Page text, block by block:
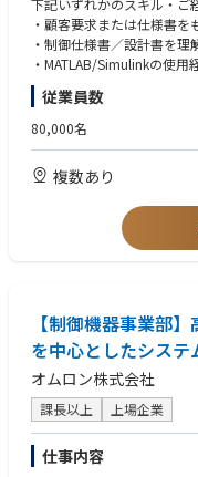
・収支管理システムの導入
タ基盤をつなぐ力
・複数国にまたがるデータ
の意思決定基盤構築に関わ
●職場の雰囲気
・PM、コンサル、経理、
たドイツからの出向者など
・海外拠点とのやりとり
使う機会があります。
・新設組織ということも
していくOpenかつ
ャー、ファイナンシャル
等
●キャリアパス
・全社変革や投資判断に近
ンタープライズアーキテク
に応じて、社外でも通用
ーキテクト、CIOクラスの
・手を動かすことをいとわ
・変化の大きい環境で学び
アーキテクトやCIO候補へ
・実車データ解析
100年に1度と言われてい
加えて、技術的に成長でき
自動車用パワートレインの
り、最終商品である自動
ます
験できるのでエンジニアと
下記いずれかのスキル・ご
・顧客要求または仕様書
・制御仕様書／設計書を
・MATLAB/Simulinkの使用
【歓迎条件】
・インバーターに関する制
・実車またはベンチでのデ
【求める人物像】
・新たな技術へ挑戦し、自
・コミュニケーション能
従業員数
80,000名
複数あり
【制御機器事業部
を中心としたシステ
オムロン株式会社
課長以上 上場企業
仕事内容